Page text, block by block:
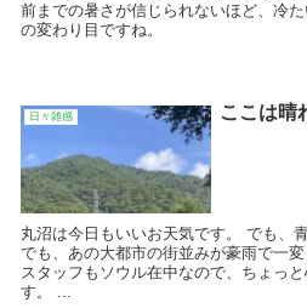
前までの暑さが信じられないほど、冷
の変わり目ですね。
日々雑感 ここは晴
丸沼は今日もいいお天気です。 でも、
でも、あの大都市の街並みが豪雨で一
スタッフもソウル在中なので、ちょっ
す。 ...